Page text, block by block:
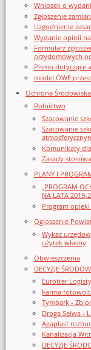
Wniosek o
Zgłoszenie
Uzgodnienie
Wydanie opinii
Formularz
przydomowych
Pismo dotyczące
modeLOWE
Ochrona Środowiska
Rolnictwo
Szacowanie
Szacowanie
Komunikaty
Zasady
PLANY I
„PROGRAM
NA LATA 2019-
Program
Ogloszenie
Wykaz
użytek własny
Obwieszczenia
DECYZJE
Eurotter
Farma
Tymbark -
Droga Selwa -
Agaplast
Kanalizacja
DECYZJE